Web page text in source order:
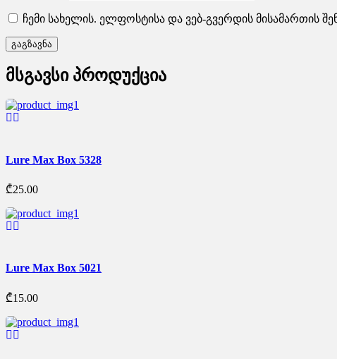
ჩემი სახელის. ელფოსტისა და ვებ-გვერდის მისამართის
მსგავსი პროდუქცია
Lure Max Box 5328
₾25.00
Lure Max Box 5021
₾15.00